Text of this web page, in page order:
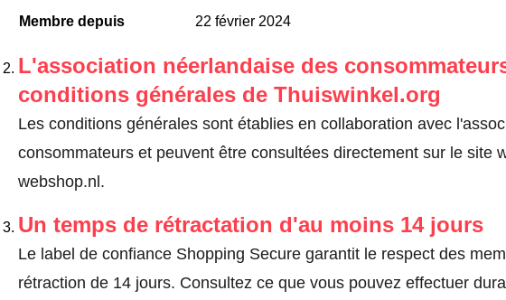
Membre depuis 22 février 2024
L'association néerlandaise des
conditions générales de Thuiswinkel.org
Les conditions générales sont établies en collaboration avec
consommateurs et peuvent être consultées directement sur le site
webshop.nl.
Un temps de rétractation d'au moins 14 jours
Le label de confiance Shopping Secure garantit le respect des
rétraction de 14 jours. Consultez ce que vous pouvez effectuer